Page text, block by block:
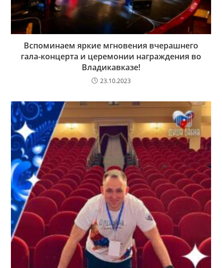
Вспоминаем яркие мгновения вчерашнего
гала-концерта и церемонии награждения во
Владикавказе!
23.10.2023